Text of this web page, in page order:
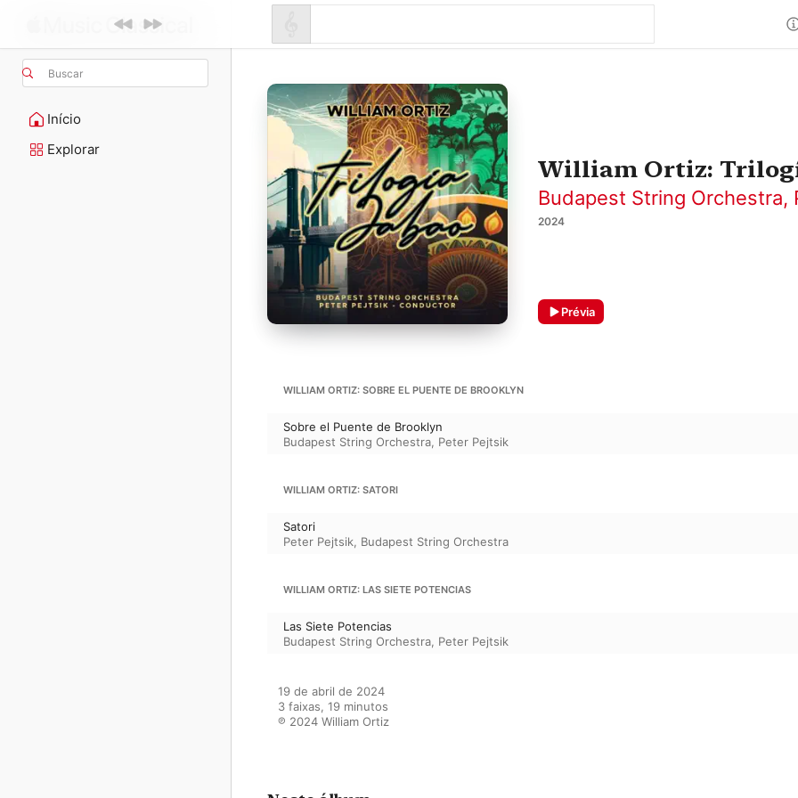
Buscar
Início
Explorar
William Ortiz:
Budapest String Orchestra,
2024
Prévia
WILLIAM ORTIZ: SOBRE EL PUENTE DE BROOKLYN
Sobre el Puente de Brooklyn
Budapest String Orchestra, Peter Pejtsik
WILLIAM ORTIZ: SATORI
Satori
Peter Pejtsik, Budapest String Orchestra
WILLIAM ORTIZ: LAS SIETE POTENCIAS
Las Siete Potencias
Budapest String Orchestra, Peter Pejtsik
19 de abril de 2024
3 faixas, 19 minutos
℗ 2024 William Ortiz